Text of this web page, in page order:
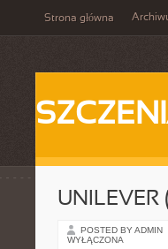
Strona główna
POSTED BY ADMIN
WYŁĄCZONA